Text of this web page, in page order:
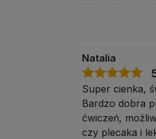
Natalia
Super cienka,
Bardzo dobra
ćwiczeń,
czy plecaka i